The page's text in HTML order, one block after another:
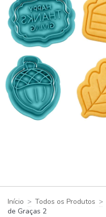
Início > Todos os Produtos >
de Graças 2